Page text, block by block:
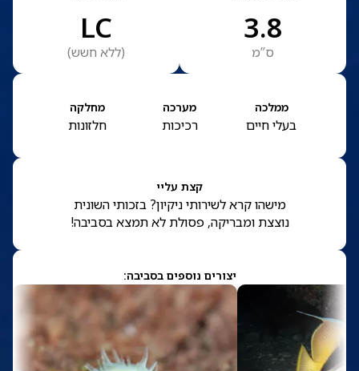
3.8
ס”מ
LC
(ללא חשש)
ממלכה
בעלי חיים
מערכה
רכיכות
מחלקה
חלזונות
קצת עליי
מישהו קרא לשירותי ניקיון? בזכותי השונית
נוצצת ומבריקה, פסולת לא תמצא בסביבה!
יצורים נוספים בסביבה: